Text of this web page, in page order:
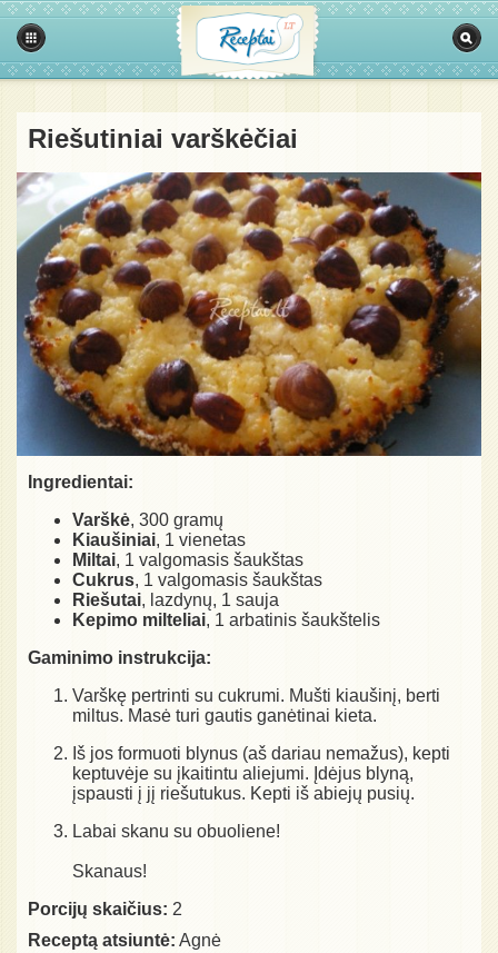
Riešutiniai varškėčiai
Ingredientai:
Varškė, 300 gramų
Kiaušiniai, 1 vienetas
Miltai, 1 valgomasis šaukštas
Cukrus, 1 valgomasis šaukštas
Riešutai, lazdynų, 1 sauja
Kepimo milteliai, 1 arbatinis šaukštelis
Gaminimo instrukcija:
Varškę pertrinti su cukrumi. Mušti kiaušinį, berti
miltus. Masė turi gautis ganėtinai kieta.
Iš jos formuoti blynus (aš dariau nemažus), kepti
keptuvėje su įkaitintu aliejumi. Įdėjus blyną,
įspausti į jį riešutukus. Kepti iš abiejų pusių.
Labai skanu su obuoliene!
Skanaus!
Porcijų skaičius: 2
Receptą atsiuntė: Agnė